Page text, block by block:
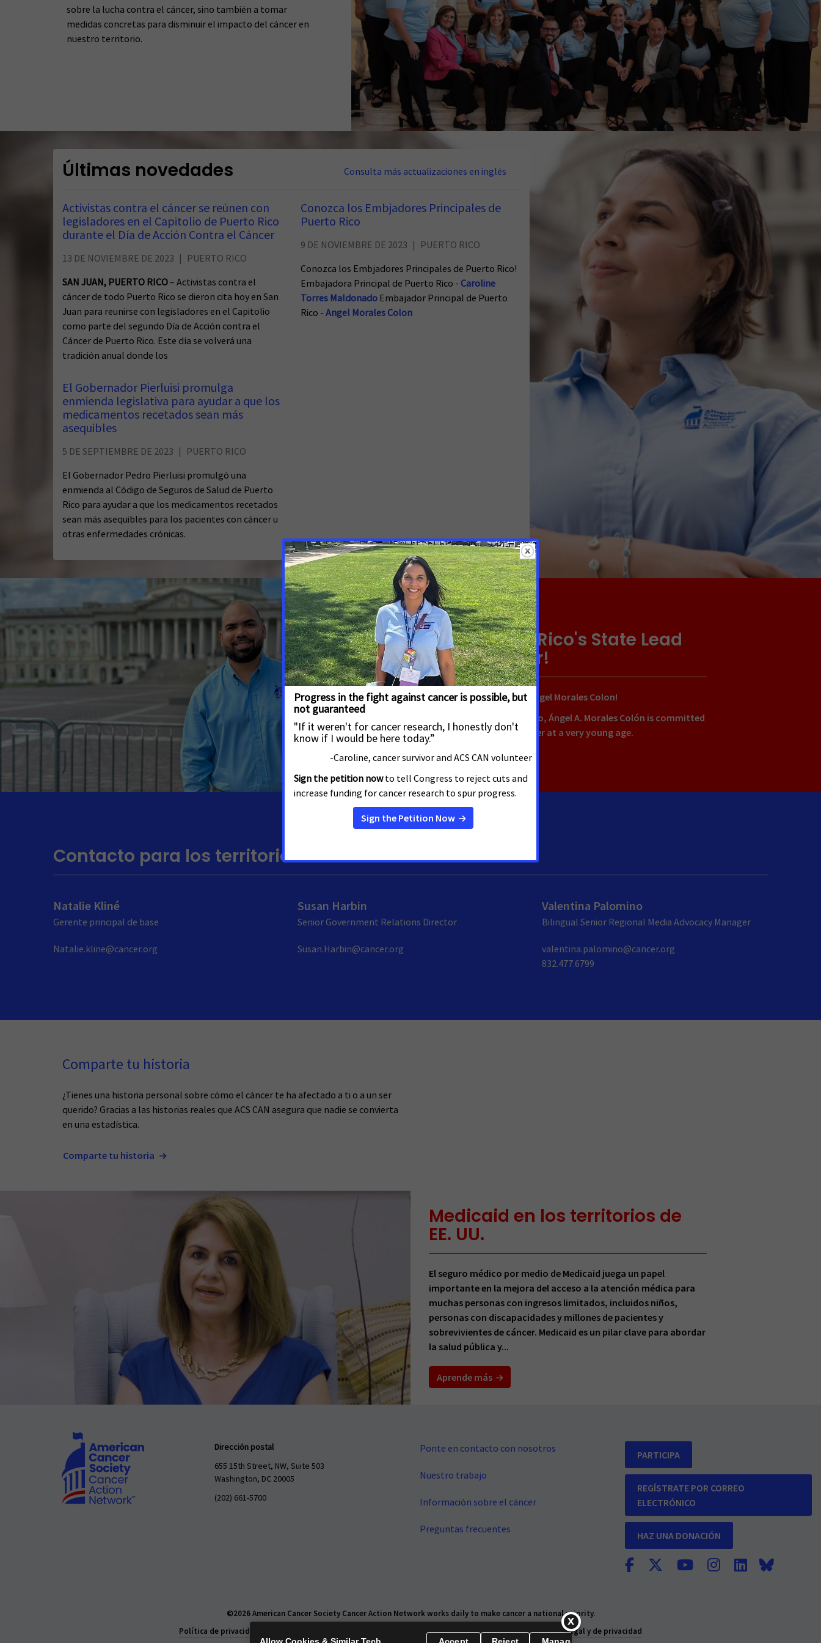
sobre la lucha contra el cáncer, sino también a tomar
medidas concretas para disminuir el impacto del cáncer en
nuestro territorio.
Últimas novedades Consulta más actualizaciones en inglés
Activistas contra el cáncer se reúnen con
legisladores en el Capitolio de Puerto Rico
durante el Día de Acción Contra el Cáncer
13 DE NOVIEMBRE DE 2023
PUERTO RICO
SAN JUAN, PUERTO RICO– Activistas contra el
cáncer de todo Puerto Rico se dieron cita hoy en San
Juan para reunirse con legisladores en el Capitolio
como parte del segundo Día de Acción contra el
Cáncer de Puerto Rico. Este día se volverá una
tradición anual donde los
Conozca los Embjadores Principales de
Puerto Rico
9 DE NOVIEMBRE DE 2023
PUERTO RICO
Conozca los Embjadores Principales de Puerto Rico!
Embajadora Principal de Puerto Rico - Caroline
Torres Maldonado Embajador Principal de Puerto
Rico - Angel Morales Colon
El Gobernador Pierluisi promulga
enmienda legislativa para ayudar a que los
medicamentos recetados sean más
asequibles
5 DE SEPTIEMBRE DE 2023
PUERTO RICO
El Gobernador Pedro Pierluisi promulgó una
enmienda al Código de Seguros de Salud de Puerto
Rico para ayudar a que los medicamentos recetados
sean más asequibles para los pacientes con cáncer u
otras enfermedades crónicas.
Meet Puerto Rico's State Lead
Ambassador!
Meet Puerto Rico's SLA Ángel Morales Colon!
Born in Ponce, Puerto Rico, Ángel A. Morales Colón is committed
to the fight against cancer at a very young age.
Contacto para los territorios
Natalie Kliné
Gerente principal de base
Natalie.kline@cancer.org
Susan Harbin
Senior Government Relations Director
Susan.Harbin@cancer.org
Valentina Palomino
Bilingual Senior Regional Media Advocacy Manager
valentina.palomino@cancer.org
832.477.6799
Comparte tu historia
¿Tienes una historia personal sobre cómo el cáncer te ha afectado a ti o a un ser
querido? Gracias a las historias reales que ACS CAN asegura que nadie se convierta
en una estadística.
Comparte tu historia
Medicaid en los territorios de
EE. UU.
El seguro médico por medio de Medicaid juega un papel
importante en la mejora del acceso a la atención médica para
muchas personas con ingresos limitados, incluidos niños,
personas con discapacidades y millones de pacientes y
sobrevivientes de cáncer. Medicaid es un pilar clave para abordar
la salud pública y...
Aprende más
Dirección postal
655 15th Street, NW, Suite 503
Washington, DC 20005
(202) 661-5700
Ponte en contacto con nosotros
Nuestro trabajo
Información sobre el cáncer
Preguntas frecuentes
PARTICIPA
REGÍSTRATE POR CORREO
ELECTRÓNICO
HAZ UNA DONACIÓN
©2026 American Cancer Society Cancer Action Network works daily to make cancer a national priority.
Política de privacidad
Derechos de privacidad Información legal y de privacidad